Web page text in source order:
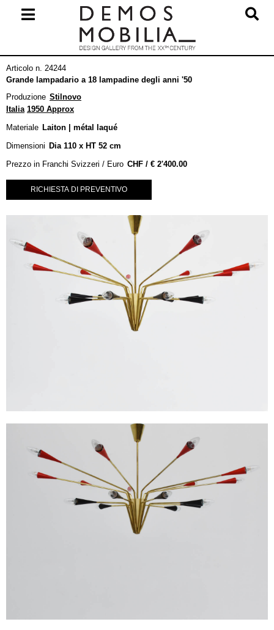
primario
navigzione
Articolo n. 24244
Grande lampadario a 18 lampadine degli anni '50
Produzione Stilnovo
Italia 1950 Approx
Materiale Laiton | métal laqué
Dimensioni Dia 110 x HT 52 cm
Prezzo in Franchi Svizzeri / Euro
€ 2'400.00
RICHIESTA DI PREVENTIVO